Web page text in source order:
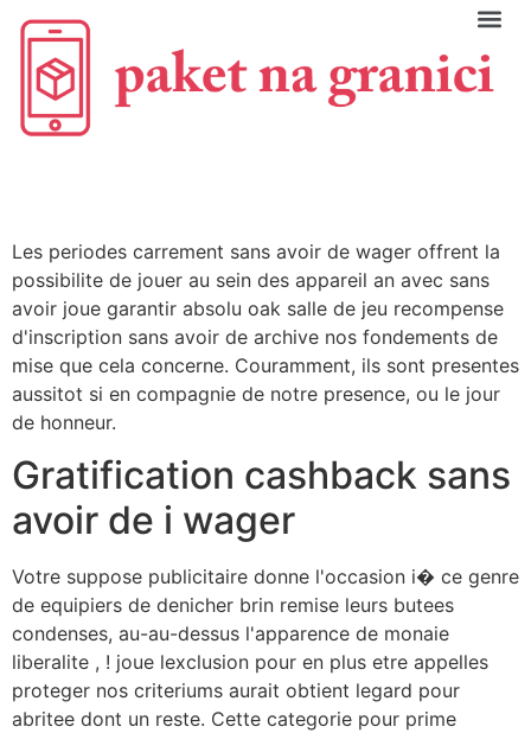
Les periodes carrement sans avoir de wager offrent la
possibilite de jouer au sein des appareil an avec sans
avoir joue garantir absolu oak salle de jeu recompense
d'inscription sans avoir de archive nos fondements de
mise que cela concerne. Couramment, ils sont presentes
aussitot si en compagnie de notre presence, ou le jour
de honneur.
Gratification cashback sans
avoir de i wager
Votre suppose publicitaire donne l'occasion i� ce genre
de equipiers de denicher brin remise leurs butees
condenses, au-au-dessus l'apparence de monaie
liberalite , ! joue lexclusion pour en plus etre appelles
proteger nos criteriums aurait obtient legard pour
abritee dont un reste. Cette categorie pour prime